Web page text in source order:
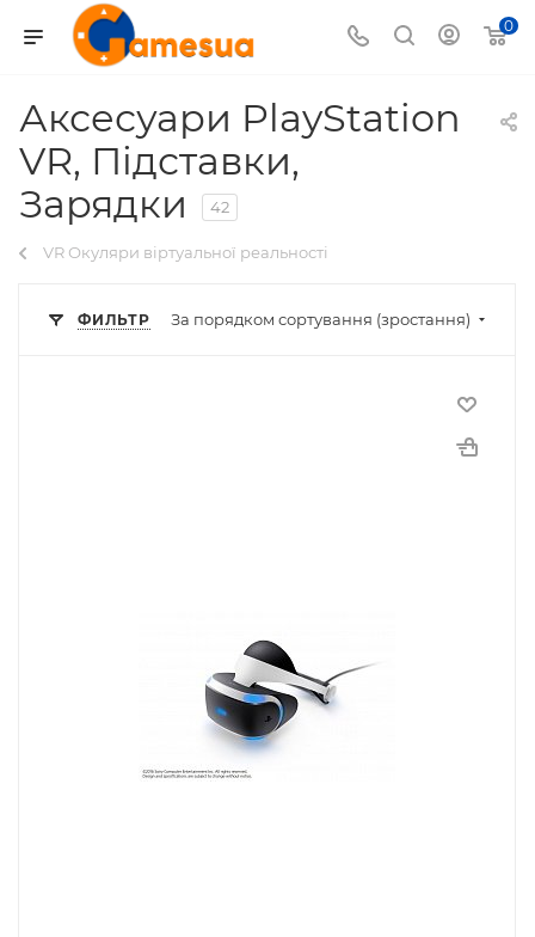
0
Аксесуари PlayStation
VR, Підставки,
Зарядки
42
VR Окуляри віртуальної реальності
ФИЛЬТР За порядком сортування (зростання)